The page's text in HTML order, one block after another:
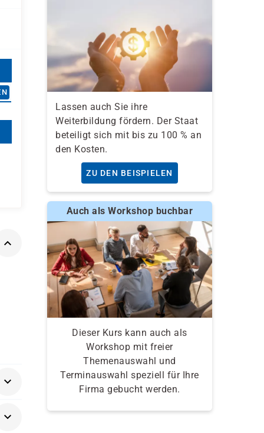
Lassen auch Sie ihre
Weiterbildung fördern. Der Staat
beteiligt sich mit bis zu 100 % an
den Kosten.
ZU DEN BEISPIELEN
Auch als Workshop buchbar
Dieser Kurs kann auch als
Workshop mit freier
Themenauswahl und
Terminauswahl speziell für Ihre
Firma gebucht werden.